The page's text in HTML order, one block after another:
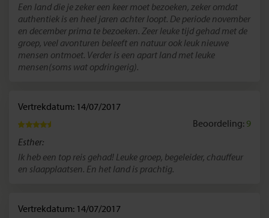
Een land die je zeker een keer moet bezoeken, zeker omdat
authentiek is en heel jaren achter loopt. De periode november
en december prima te bezoeken. Zeer leuke tijd gehad met de
groep, veel avonturen beleeft en natuur ook leuk nieuwe
mensen ontmoet. Verder is een apart land met leuke
mensen(soms wat opdringerig).
Vertrekdatum: 14/07/2017
Beoordeling: 9
Esther:
Ik heb een top reis gehad! Leuke groep, begeleider, chauffeur
en slaapplaatsen. En het land is prachtig.
Vertrekdatum: 14/07/2017